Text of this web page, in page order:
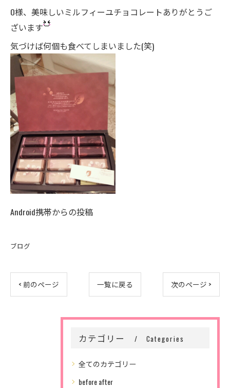
O様、美味しいミルフィーユチョコレートありがとうご
ざいます
気づけば何個も食べてしまいました(笑)
Android携帯からの投稿
ブログ
< 前のページ 一覧に戻る 次のページ >
カテゴリー Categories
全てのカテゴリー
before after